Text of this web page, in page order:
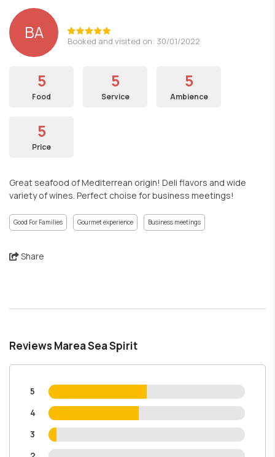
ΒΑ Booked and visited on: 30/01/2022
5
Food
5
Service
5
Ambience
5
Price
Great seafood of Mediterrean origin! Deli flavors and wide
variety of wines. Perfect choise for business meetings!
Good For Families Gourmet experience Business meetings
Share
Reviews Marea Sea Spirit
5
4
3